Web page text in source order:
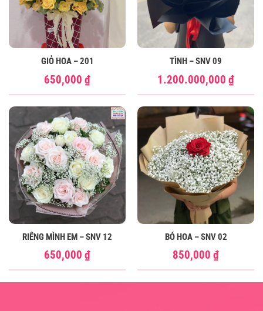
GIỎ HOA – 201
650,000 ₫
TÌNH – SNV 09
1.200.000,000 ₫
RIÊNG MÌNH EM – SNV 12
650,000 ₫
BÓ HOA – SNV 02
850,000 ₫